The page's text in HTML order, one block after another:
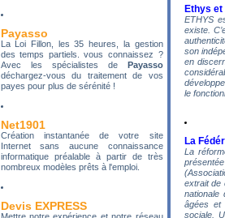
Payasso
La Loi Fillon, les 35 heures, la gestion
des temps partiels. vous connaissez ?
Avec les spécialistes de Payasso
déchargez-vous du traitement de vos
payes pour plus de sérénité !
Net1901
Création instantanée de votre site
Internet sans aucune connaissance
informatique préalable à partir de très
nombreux modèles prêts à l'emploi.
Devis EXPRESS
Ethys et
ETHYS
existe.
son
en
le
La
La
extrait
nationale
âgées et
sociale.